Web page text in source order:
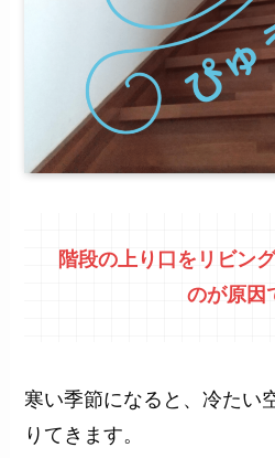
階段の上り口をリビン
のが原因
寒い季節になると、冷たい
りてきます。